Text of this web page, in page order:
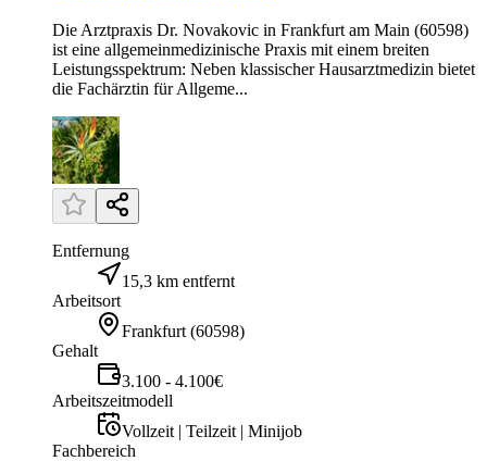
Die Arztpraxis Dr. Novakovic in Frankfurt am Main (60598)
ist eine allgemeinmedizinische Praxis mit einem breiten
Leistungsspektrum: Neben klassischer Hausarztmedizin bietet
die Fachärztin für Allgeme...
Entfernung
15,3 km entfernt
Arbeitsort
Frankfurt (60598)
Gehalt
3.100 - 4.100€
Arbeitszeitmodell
Vollzeit | Teilzeit | Minijob
Fachbereich